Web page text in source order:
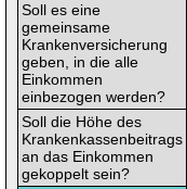
Soll es eine
gemeinsame
Krankenversicherung
geben, in die alle
Einkommen
einbezogen werden?
Soll die Höhe des
Krankenkassenbeitrags
an das Einkommen
gekoppelt sein?